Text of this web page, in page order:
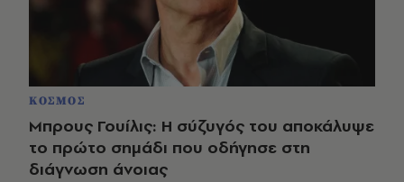
ΚΟΣΜΟΣ
Μπρους Γουίλις: Η σύζυγός του αποκάλυψε
το πρώτο σημάδι που οδήγησε στη
διάγνωση άνοιας